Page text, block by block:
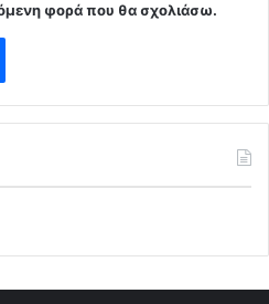
φορά που θα σχολιάσω.